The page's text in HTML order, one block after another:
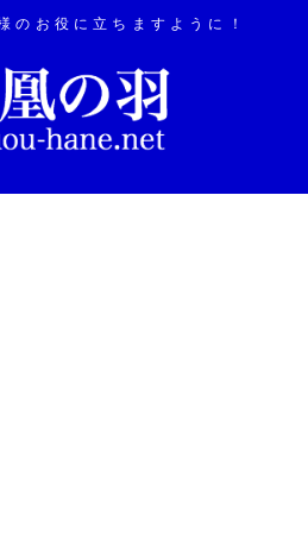
のお役に立ちますように！